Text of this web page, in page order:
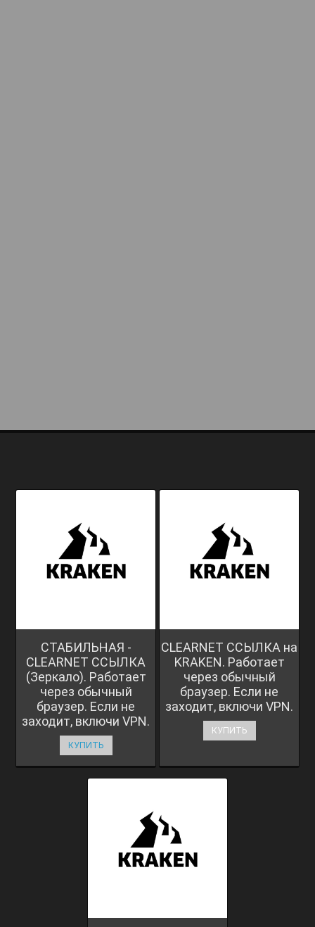
СТАБИЛЬНАЯ -
CLEARNET ССЫЛКА
(Зеркало). Работает
через обычный
браузер. Если не
заходит, включи VPN.
КУПИТЬ
CLEARNET ССЫЛКА на
KRAKEN. Работает
через обычный
браузер. Если не
заходит, включи VPN.
КУПИТЬ